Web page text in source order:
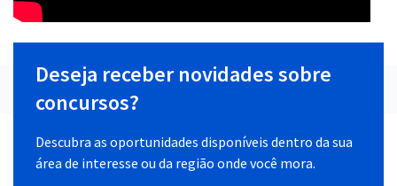
Deseja receber novidades sobre
concursos?
Descubra as oportunidades disponíveis dentro da sua
área de interesse ou da região onde você mora.